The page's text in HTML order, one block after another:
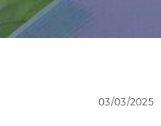
03/03/2025